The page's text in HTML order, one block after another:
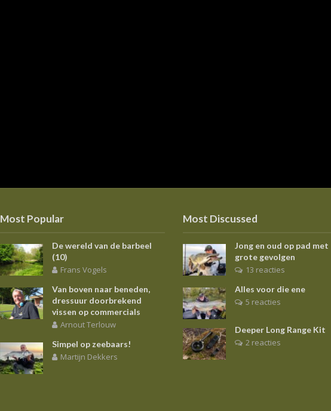
Most Popular
De wereld van de barbeel
(10)
Frans Vogels
Van boven naar beneden,
dressuur doorbrekend
vissen op commercials
Arnout Terlouw
Simpel op zeebaars!
Martijn Dekkers
Most Discussed
Jong en oud op pad met
grote gevolgen
13 reacties
Alles voor die ene
5 reacties
Deeper Long Range Kit
2 reacties